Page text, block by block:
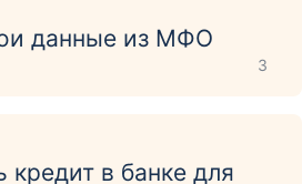
данные из МФО
3
в банке для